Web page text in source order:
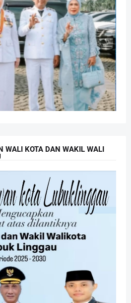
WALI KOTA DAN WAKIL WALI